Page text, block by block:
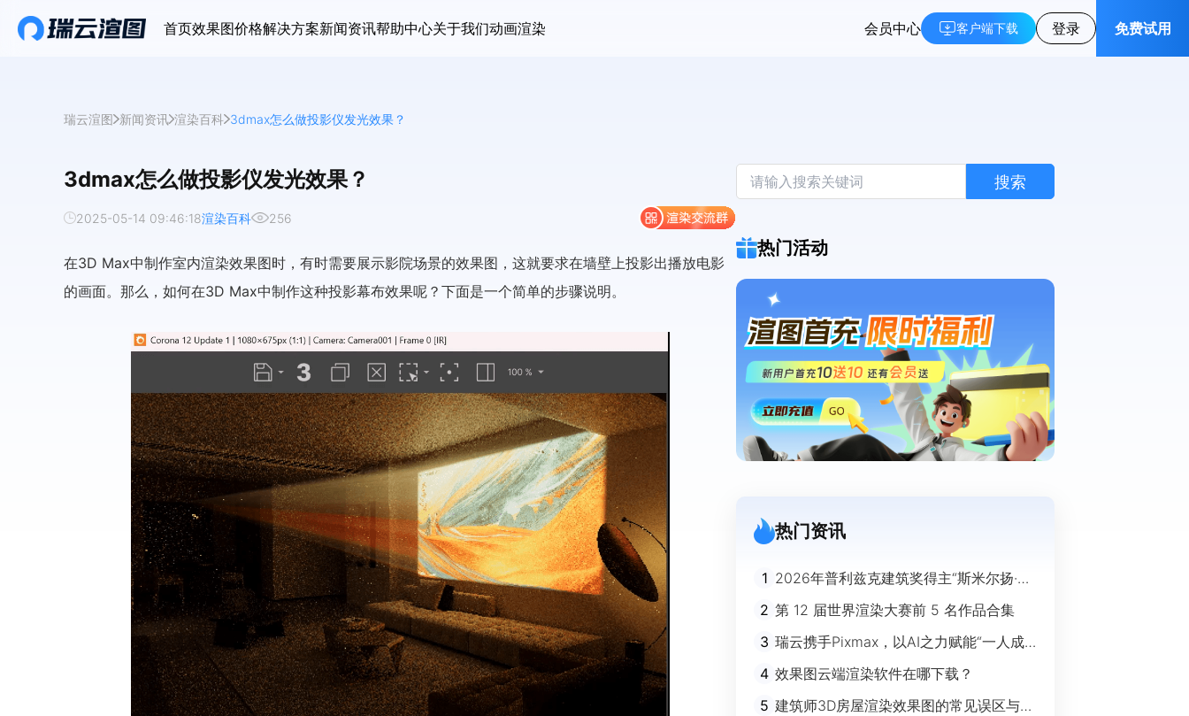
首页效果图价格解决方案新闻资讯帮助中心关于我们动画渲染 会员中心 客户端下载 登录 免费试用
瑞云渲图 新闻资讯 渲染百科 3dmax怎么做投影仪发光效果？
3dmax怎么做投影仪发光效果？
2025-05-14 09:46:18渲染百科 256
在3D Max中制作室内渲染效果图时，有时需要展示影院场景的效果图，这就要求在墙壁上投影出播放电影
的画面。那么，如何在3D Max中制作这种投影幕布效果呢？下面是一个简单的步骤说明。
搜索
热门活动
热门资讯
1 2026年普利兹克建筑奖得主“斯米尔扬·拉
迪奇”经典作品欣赏
2 第 12 届世界渲染大赛前 5 名作品合集
3 瑞云携手Pixmax，以AI之力赋能“一人成
4 效果图云端渲染软件在哪下载？
5 建筑师3D房屋渲染效果图的常见误区与规